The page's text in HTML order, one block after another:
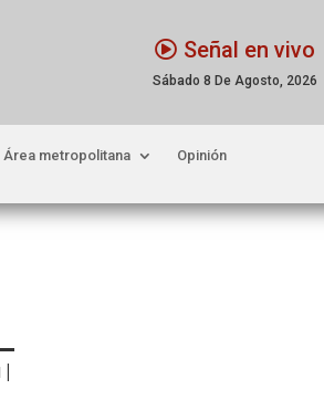
Señal en vivo
Sábado 8 De Agosto, 2026
Área metropolitana Opinión
|